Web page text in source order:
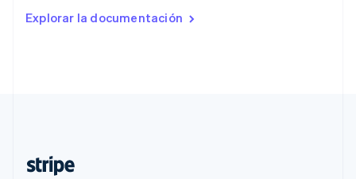
Explorar la documentación
English